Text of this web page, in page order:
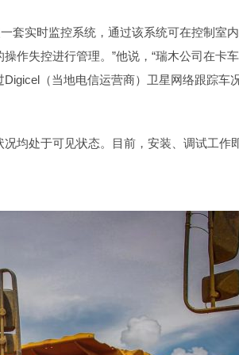
套实时监控系统，通过该系统可在控制室
作失控进行管理。”他说，“瑞木公司在卡
（当地电信运营商）卫星网络跟踪车
均处于可见状态。目前，安装、调试工作